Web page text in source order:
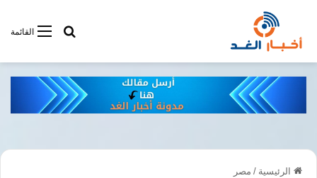
القائمةأبحت فى
الرئيسية / مصر